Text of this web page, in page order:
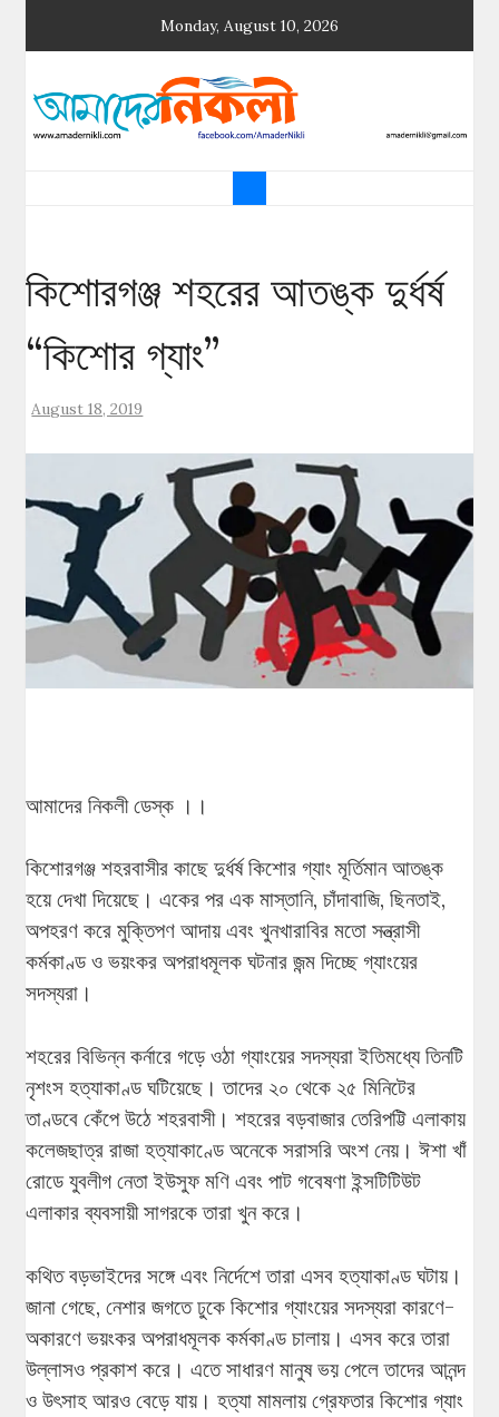
to
Monday, August 10, 2026
আমাদের নিকলী
কিশোরগঞ্জ শহরের আতঙ্ক দুর্ধর্ষ
“কিশোর গ্যাং”
August 18, 2019
আমাদের নিকলী ডেস্ক ।।
কিশোরগঞ্জ শহরবাসীর কাছে দুর্ধর্ষ কিশোর গ্যাং মূর্তিমান আতঙ্ক
হয়ে দেখা দিয়েছে। একের পর এক মাস্তানি, চাঁদাবাজি, ছিনতাই,
অপহরণ করে মুক্তিপণ আদায় এবং খুনখারাবির মতো সন্ত্রাসী
কর্মকাণ্ড ও ভয়ংকর অপরাধমূলক ঘটনার জন্ম দিচ্ছে গ্যাংয়ের
সদস্যরা।
শহরের বিভিন্ন কর্নারে গড়ে ওঠা গ্যাংয়ের সদস্যরা ইতিমধ্যে তিনটি
নৃশংস হত্যাকাণ্ড ঘটিয়েছে। তাদের ২০ থেকে ২৫ মিনিটের
তাণ্ডবে কেঁপে উঠে শহরবাসী। শহরের বড়বাজার তেরিপট্টি এলাকায়
কলেজছাত্র রাজা হত্যাকাণ্ডে অনেকে সরাসরি অংশ নেয়। ঈশা খাঁ
রোডে যুবলীগ নেতা ইউসুফ মণি এবং পাট গবেষণা ইন্সটিটিউট
এলাকার ব্যবসায়ী সাগরকে তারা খুন করে।
কথিত বড়ভাইদের সঙ্গে এবং নির্দেশে তারা এসব হত্যাকাণ্ড ঘটায়।
জানা গেছে, নেশার জগতে ঢুকে কিশোর গ্যাংয়ের সদস্যরা কারণে-
অকারণে ভয়ংকর অপরাধমূলক কর্মকাণ্ড চালায়। এসব করে তারা
উল্লাসও প্রকাশ করে। এতে সাধারণ মানুষ ভয় পেলে তাদের আনন্দ
ও উৎসাহ আরও বেড়ে যায়। হত্যা মামলায় গ্রেফতার কিশোর গ্যাং